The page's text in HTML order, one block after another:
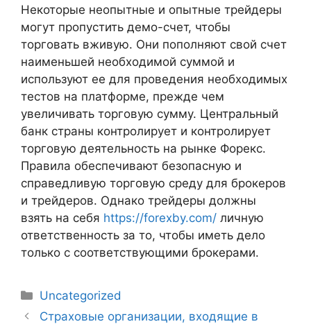
Некоторые неопытные и опытные трейдеры
могут пропустить демо-счет, чтобы
торговать вживую. Они пополняют свой счет
наименьшей необходимой суммой и
используют ее для проведения необходимых
тестов на платформе, прежде чем
увеличивать торговую сумму. Центральный
банк страны контролирует и контролирует
торговую деятельность на рынке Форекс.
Правила обеспечивают безопасную и
справедливую торговую среду для брокеров
и трейдеров. Однако трейдеры должны
взять на себя https://forexby.com/ личную
ответственность за то, чтобы иметь дело
только с соответствующими брокерами.
Uncategorized
Страховые организации, входящие в